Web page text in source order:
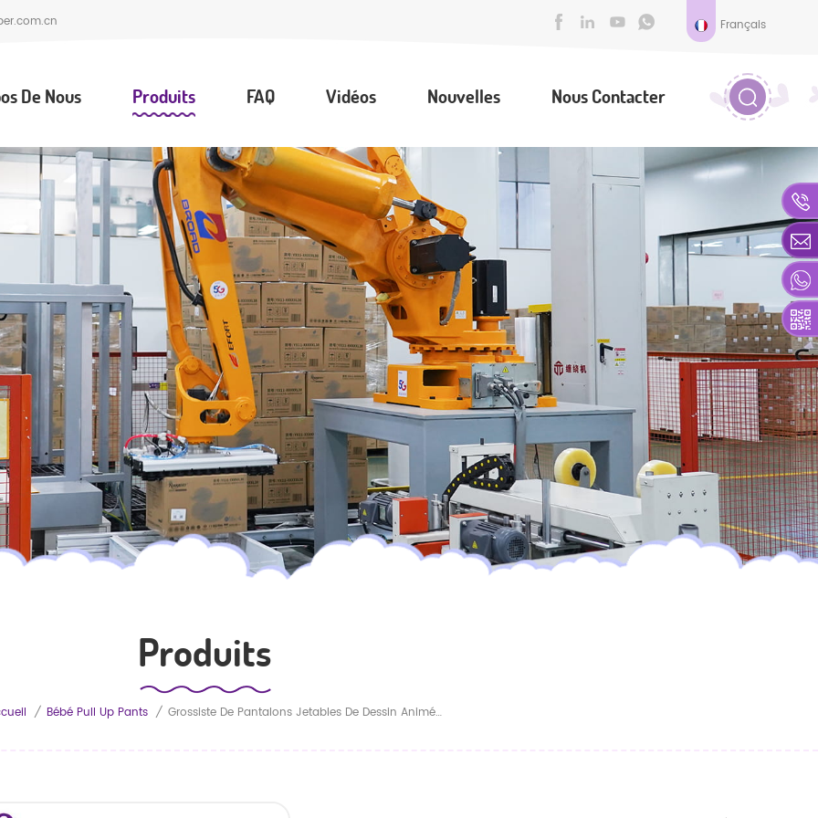
Français
De Nous Produits FAQ Vidéos Nouvelles Nous Contacter
Produits
/ Bébé Pull Up Pants / Grossiste De Pantalons Jetables De Dessin Animé Mignon